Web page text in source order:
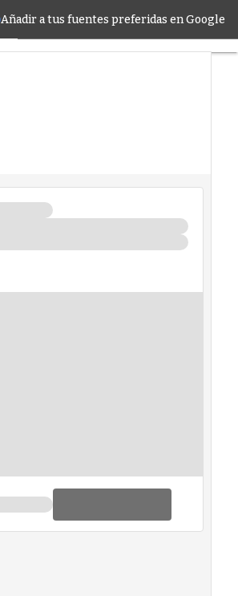
Añadir a tus fuentes preferidas en Google